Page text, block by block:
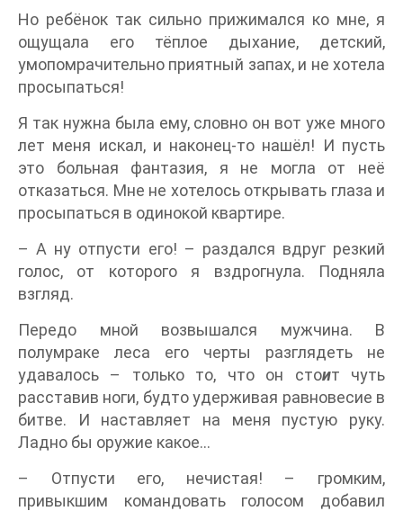
Но ребёнок так сильно прижимался ко мне, я
ощущала его тёплое дыхание, детский,
умопомрачительно приятный запах, и не хотела
просыпаться!
Я так нужна была ему, словно он вот уже много
лет меня искал, и наконец-то нашёл! И пусть
это больная фантазия, я не могла от неё
отказаться. Мне не хотелось открывать глаза и
просыпаться в одинокой квартире.
– А ну отпусти его! – раздался вдруг резкий
голос, от которого я вздрогнула. Подняла
взгляд.
Передо мной возвышался мужчина. В
полумраке леса его черты разглядеть не
удавалось – только то, что он стоит чуть
расставив ноги, будто удерживая равновесие в
битве. И наставляет на меня пустую руку.
Ладно бы оружие какое...
– Отпусти его, нечистая! – громким,
привыкшим командовать голосом добавил